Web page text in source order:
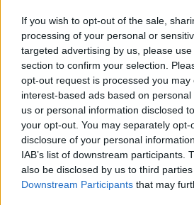
If you wish to opt-out of the sale,
processing of your personal or
targeted advertising by us, please
section to confirm your selection.
opt-out request is processed you may
interest-based ads based on
us or personal information disclosed
your opt-out. You may separately
disclosure of your personal
IAB’s list of downstream participants.
also be disclosed by us to third
Downstream Participants that may